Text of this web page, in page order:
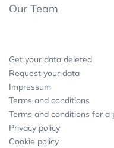
Our Team
Get your data deleted
Request your data
Impressum
Terms and conditions
Terms and conditions for a
Privacy policy
Cookie policy